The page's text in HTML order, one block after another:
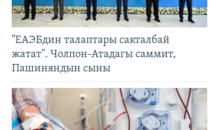
"ЕАЭБдин талаптары сакталбай
жатат". Чолпон-Атадагы саммит,
Пашиняндын сыны